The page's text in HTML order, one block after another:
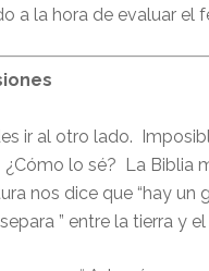
a la hora de evaluar el
ir al otro lado.
¿Cómo lo sé? La Biblia
nos dice que “hay un
” entre la tierra y